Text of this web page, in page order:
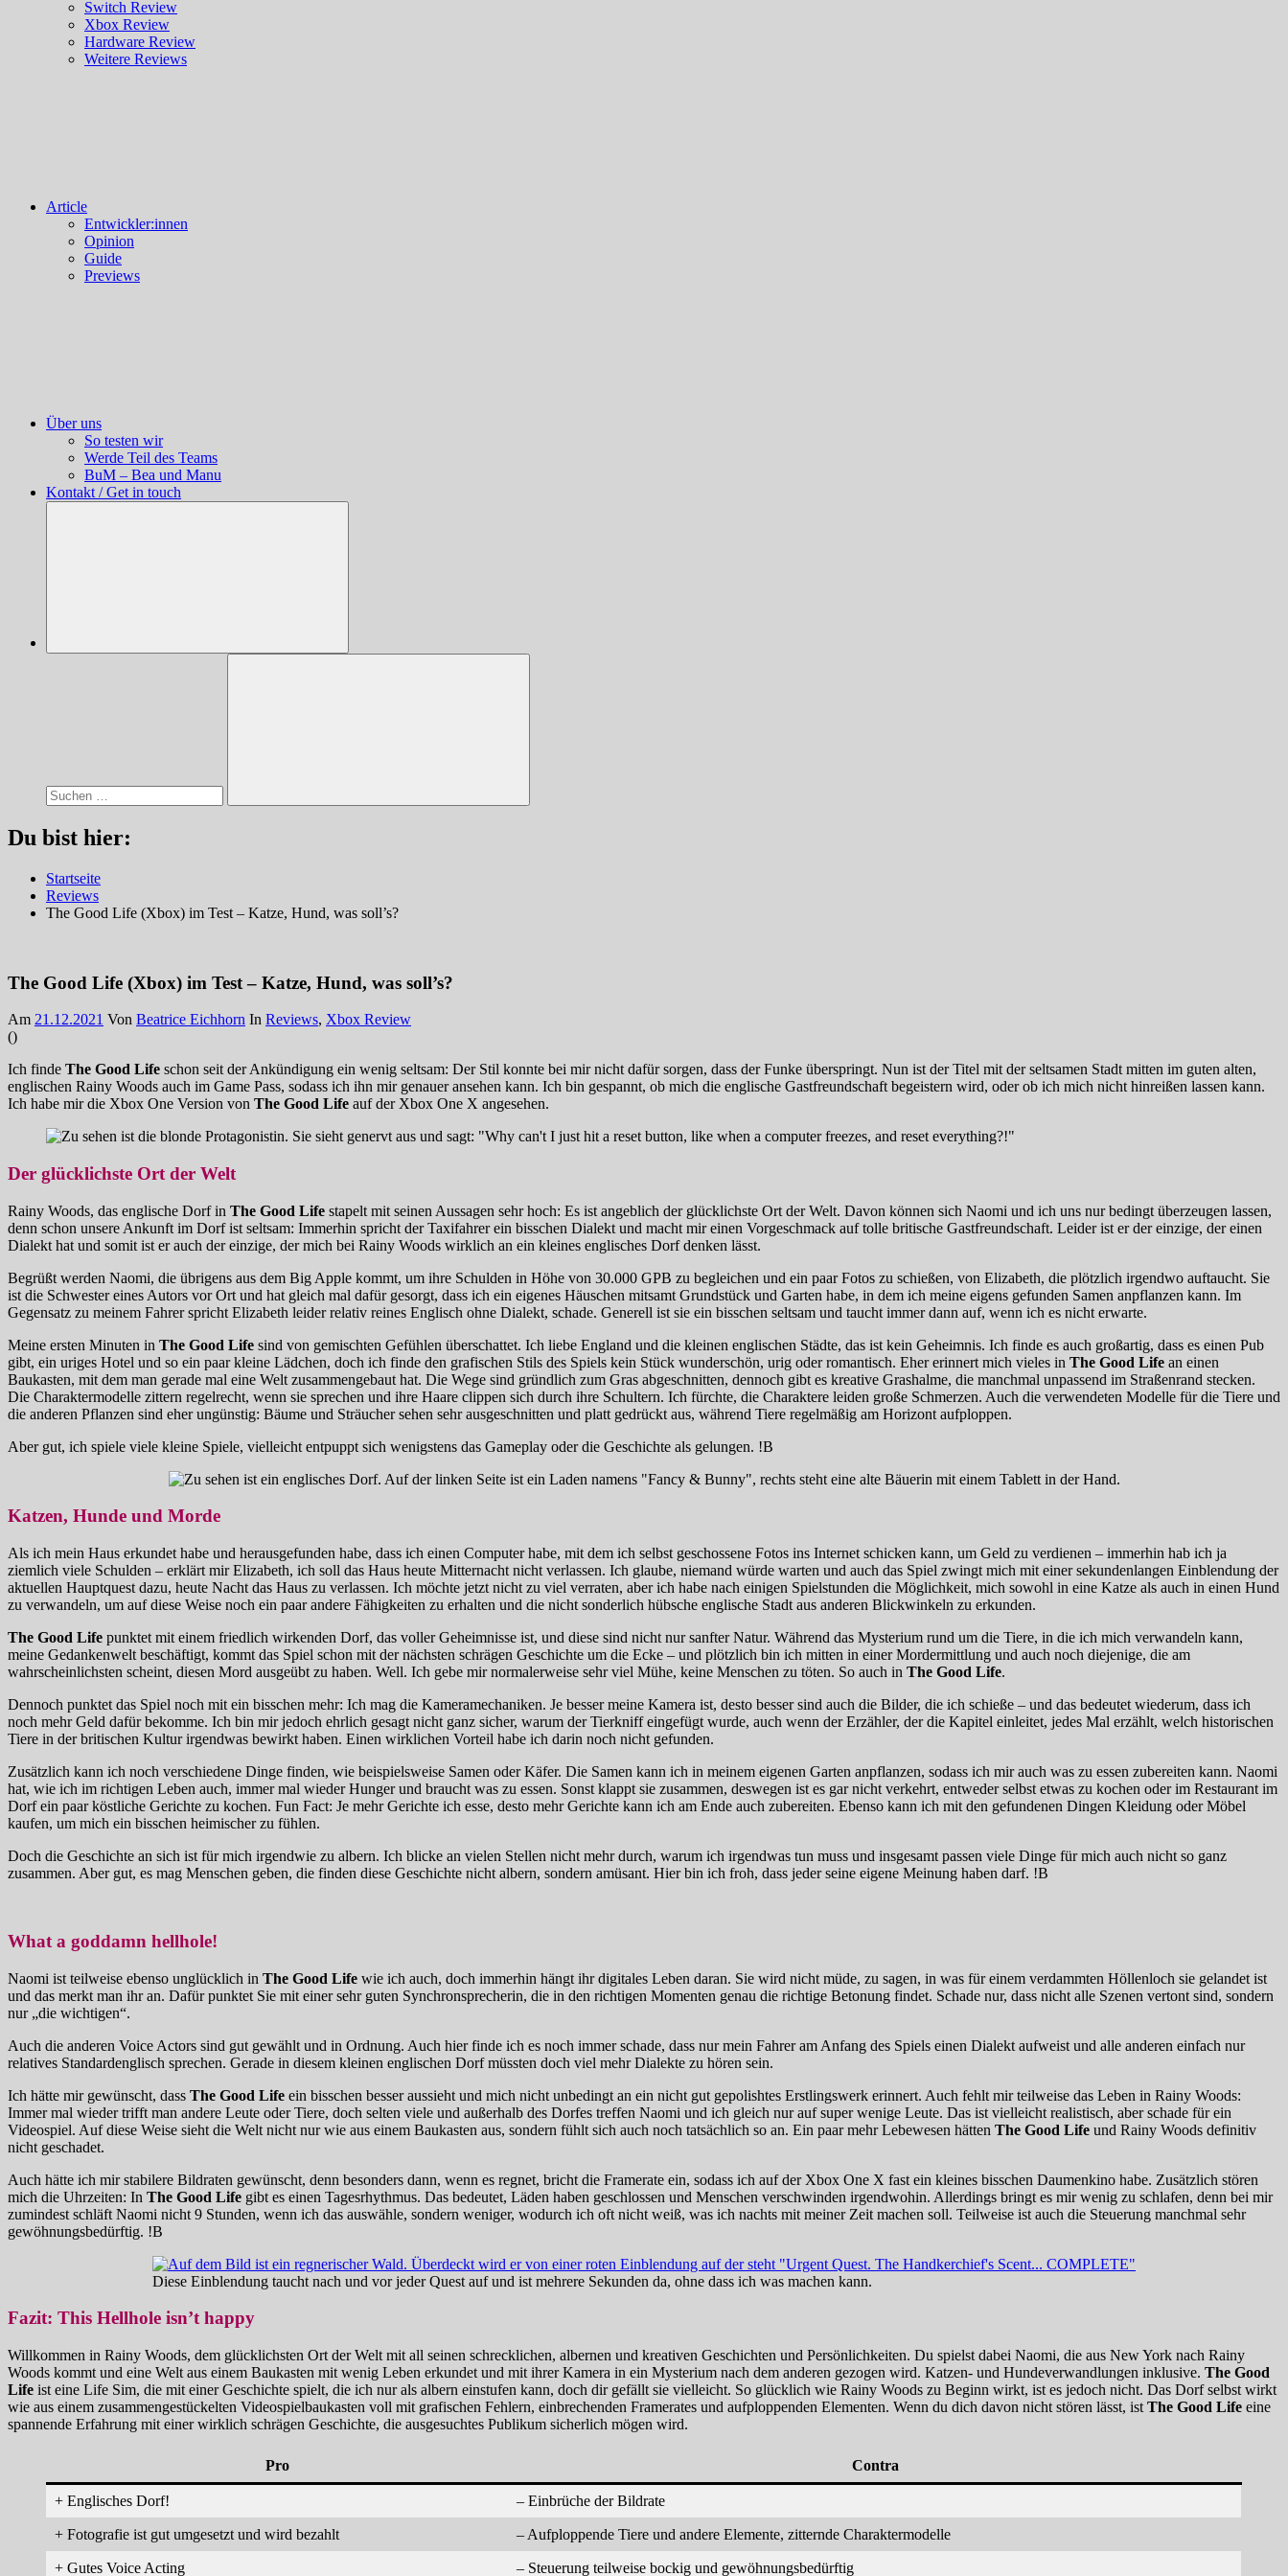
Switch Review
Xbox Review
Hardware Review
Weitere Reviews
Article
Entwickler:innen
Opinion
Guide
Previews
Über uns
So testen wir
Werde Teil des Teams
BuM – Bea und Manu
Kontakt / Get in touch
Suchen
Du bist hier:
Startseite
Reviews
The Good Life (Xbox) im Test – Katze, Hund, was soll’s?
The Good Life (Xbox) im Test – Katze, Hund, was soll’s?
Am 21.12.2021 Von Beatrice Eichhorn In Reviews, Xbox Review
()
Ich finde The Good Life schon seit der Ankündigung ein wenig seltsam: Der Stil konnte bei mir nicht dafür sorgen, dass der Funke überspringt. Nun ist der Titel mit der seltsamen Stadt mitten im guten alten,
englischen Rainy Woods auch im Game Pass, sodass ich ihn mir genauer ansehen kann. Ich bin gespannt, ob mich die englische Gastfreundschaft begeistern wird, oder ob ich mich nicht hinreißen lassen kann.
Ich habe mir die Xbox One Version von The Good Life auf der Xbox One X angesehen.
Der glücklichste Ort der Welt
Rainy Woods, das englische Dorf in The Good Life stapelt mit seinen Aussagen sehr hoch: Es ist angeblich der glücklichste Ort der Welt. Davon können sich Naomi und ich uns nur bedingt überzeugen lassen,
denn schon unsere Ankunft im Dorf ist seltsam: Immerhin spricht der Taxifahrer ein bisschen Dialekt und macht mir einen Vorgeschmack auf tolle britische Gastfreundschaft. Leider ist er der einzige, der einen
Dialekt hat und somit ist er auch der einzige, der mich bei Rainy Woods wirklich an ein kleines englisches Dorf denken lässt.
Begrüßt werden Naomi, die übrigens aus dem Big Apple kommt, um ihre Schulden in Höhe von 30.000 GPB zu begleichen und ein paar Fotos zu schießen, von Elizabeth, die plötzlich irgendwo auftaucht. Sie
ist die Schwester eines Autors vor Ort und hat gleich mal dafür gesorgt, dass ich ein eigenes Häuschen mitsamt Grundstück und Garten habe, in dem ich meine eigens gefunden Samen anpflanzen kann. Im
Gegensatz zu meinem Fahrer spricht Elizabeth leider relativ reines Englisch ohne Dialekt, schade. Generell ist sie ein bisschen seltsam und taucht immer dann auf, wenn ich es nicht erwarte.
Meine ersten Minuten in The Good Life sind von gemischten Gefühlen überschattet. Ich liebe England und die kleinen englischen Städte, das ist kein Geheimnis. Ich finde es auch großartig, dass es einen Pub
gibt, ein uriges Hotel und so ein paar kleine Lädchen, doch ich finde den grafischen Stils des Spiels kein Stück wunderschön, urig oder romantisch. Eher erinnert mich vieles in The Good Life an einen
Baukasten, mit dem man gerade mal eine Welt zusammengebaut hat. Die Wege sind gründlich zum Gras abgeschnitten, dennoch gibt es kreative Grashalme, die manchmal unpassend im Straßenrand stecken.
Die Charaktermodelle zittern regelrecht, wenn sie sprechen und ihre Haare clippen sich durch ihre Schultern. Ich fürchte, die Charaktere leiden große Schmerzen. Auch die verwendeten Modelle für die Tiere und
die anderen Pflanzen sind eher ungünstig: Bäume und Sträucher sehen sehr ausgeschnitten und platt gedrückt aus, während Tiere regelmäßig am Horizont aufploppen.
Aber gut, ich spiele viele kleine Spiele, vielleicht entpuppt sich wenigstens das Gameplay oder die Geschichte als gelungen. !B
Katzen, Hunde und Morde
Als ich mein Haus erkundet habe und herausgefunden habe, dass ich einen Computer habe, mit dem ich selbst geschossene Fotos ins Internet schicken kann, um Geld zu verdienen – immerhin hab ich ja
ziemlich viele Schulden – erklärt mir Elizabeth, ich soll das Haus heute Mitternacht nicht verlassen. Ich glaube, niemand würde warten und auch das Spiel zwingt mich mit einer sekundenlangen Einblendung der
aktuellen Hauptquest dazu, heute Nacht das Haus zu verlassen. Ich möchte jetzt nicht zu viel verraten, aber ich habe nach einigen Spielstunden die Möglichkeit, mich sowohl in eine Katze als auch in einen Hund
zu verwandeln, um auf diese Weise noch ein paar andere Fähigkeiten zu erhalten und die nicht sonderlich hübsche englische Stadt aus anderen Blickwinkeln zu erkunden.
The Good Life punktet mit einem friedlich wirkenden Dorf, das voller Geheimnisse ist, und diese sind nicht nur sanfter Natur. Während das Mysterium rund um die Tiere, in die ich mich verwandeln kann,
meine Gedankenwelt beschäftigt, kommt das Spiel schon mit der nächsten schrägen Geschichte um die Ecke – und plötzlich bin ich mitten in einer Mordermittlung und auch noch diejenige, die am
wahrscheinlichsten scheint, diesen Mord ausgeübt zu haben. Well. Ich gebe mir normalerweise sehr viel Mühe, keine Menschen zu töten. So auch in The Good Life.
Dennoch punktet das Spiel noch mit ein bisschen mehr: Ich mag die Kameramechaniken. Je besser meine Kamera ist, desto besser sind auch die Bilder, die ich schieße – und das bedeutet wiederum, dass ich
noch mehr Geld dafür bekomme. Ich bin mir jedoch ehrlich gesagt nicht ganz sicher, warum der Tierkniff eingefügt wurde, auch wenn der Erzähler, der die Kapitel einleitet, jedes Mal erzählt, welch historischen
Tiere in der britischen Kultur irgendwas bewirkt haben. Einen wirklichen Vorteil habe ich darin noch nicht gefunden.
Zusätzlich kann ich noch verschiedene Dinge finden, wie beispielsweise Samen oder Käfer. Die Samen kann ich in meinem eigenen Garten anpflanzen, sodass ich mir auch was zu essen zubereiten kann. Naomi
hat, wie ich im richtigen Leben auch, immer mal wieder Hunger und braucht was zu essen. Sonst klappt sie zusammen, deswegen ist es gar nicht verkehrt, entweder selbst etwas zu kochen oder im Restaurant im
Dorf ein paar köstliche Gerichte zu kochen. Fun Fact: Je mehr Gerichte ich esse, desto mehr Gerichte kann ich am Ende auch zubereiten. Ebenso kann ich mit den gefundenen Dingen Kleidung oder Möbel
kaufen, um mich ein bisschen heimischer zu fühlen.
Doch die Geschichte an sich ist für mich irgendwie zu albern. Ich blicke an vielen Stellen nicht mehr durch, warum ich irgendwas tun muss und insgesamt passen viele Dinge für mich auch nicht so ganz
zusammen. Aber gut, es mag Menschen geben, die finden diese Geschichte nicht albern, sondern amüsant. Hier bin ich froh, dass jeder seine eigene Meinung haben darf. !B
What a goddamn hellhole!
Naomi ist teilweise ebenso unglücklich in The Good Life wie ich auch, doch immerhin hängt ihr digitales Leben daran. Sie wird nicht müde, zu sagen, in was für einem verdammten Höllenloch sie gelandet ist
und das merkt man ihr an. Dafür punktet Sie mit einer sehr guten Synchronsprecherin, die in den richtigen Momenten genau die richtige Betonung findet. Schade nur, dass nicht alle Szenen vertont sind, sondern
nur „die wichtigen“.
Auch die anderen Voice Actors sind gut gewählt und in Ordnung. Auch hier finde ich es noch immer schade, dass nur mein Fahrer am Anfang des Spiels einen Dialekt aufweist und alle anderen einfach nur
relatives Standardenglisch sprechen. Gerade in diesem kleinen englischen Dorf müssten doch viel mehr Dialekte zu hören sein.
Ich hätte mir gewünscht, dass The Good Life ein bisschen besser aussieht und mich nicht unbedingt an ein nicht gut gepolishtes Erstlingswerk erinnert. Auch fehlt mir teilweise das Leben in Rainy Woods:
Immer mal wieder trifft man andere Leute oder Tiere, doch selten viele und außerhalb des Dorfes treffen Naomi und ich gleich nur auf super wenige Leute. Das ist vielleicht realistisch, aber schade für ein
Videospiel. Auf diese Weise sieht die Welt nicht nur wie aus einem Baukasten aus, sondern fühlt sich auch noch tatsächlich so an. Ein paar mehr Lebewesen hätten The Good Life und Rainy Woods definitiv
nicht geschadet.
Auch hätte ich mir stabilere Bildraten gewünscht, denn besonders dann, wenn es regnet, bricht die Framerate ein, sodass ich auf der Xbox One X fast ein kleines bisschen Daumenkino habe. Zusätzlich stören
mich die Uhrzeiten: In The Good Life gibt es einen Tagesrhythmus. Das bedeutet, Läden haben geschlossen und Menschen verschwinden irgendwohin. Allerdings bringt es mir wenig zu schlafen, denn bei mir
zumindest schläft Naomi nicht 9 Stunden, wenn ich das auswähle, sondern weniger, wodurch ich oft nicht weiß, was ich nachts mit meiner Zeit machen soll. Teilweise ist auch die Steuerung manchmal sehr
gewöhnungsbedürftig. !B
Diese Einblendung taucht nach und vor jeder Quest auf und ist mehrere Sekunden da, ohne dass ich was machen kann.
Fazit: This Hellhole isn’t happy
Willkommen in Rainy Woods, dem glücklichsten Ort der Welt mit all seinen schrecklichen, albernen und kreativen Geschichten und Persönlichkeiten. Du spielst dabei Naomi, die aus New York nach Rainy
Woods kommt und eine Welt aus einem Baukasten mit wenig Leben erkundet und mit ihrer Kamera in ein Mysterium nach dem anderen gezogen wird. Katzen- und Hundeverwandlungen inklusive. The Good
Life ist eine Life Sim, die mit einer Geschichte spielt, die ich nur als albern einstufen kann, doch dir gefällt sie vielleicht. So glücklich wie Rainy Woods zu Beginn wirkt, ist es jedoch nicht. Das Dorf selbst wirkt
wie aus einem zusammengestückelten Videospielbaukasten voll mit grafischen Fehlern, einbrechenden Framerates und aufploppenden Elementen. Wenn du dich davon nicht stören lässt, ist The Good Life eine
spannende Erfahrung mit einer wirklich schrägen Geschichte, die ausgesuchtes Publikum sicherlich mögen wird.
Pro Contra
+ Englisches Dorf! – Einbrüche der Bildrate
+ Fotografie ist gut umgesetzt und wird bezahlt – Aufploppende Tiere und andere Elemente, zitternde Charaktermodelle
+ Gutes Voice Acting – Steuerung teilweise bockig und gewöhnungsbedürftig